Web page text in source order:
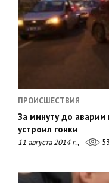
ПРОИСШЕСТВИЯ
За минуту до аварии
устроил гонки
11 августа 2014 г.,